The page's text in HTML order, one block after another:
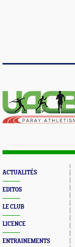
ACTUALITÉS
EDITOS
LE CLUB
LICENCE
ENTRAINEMENTS